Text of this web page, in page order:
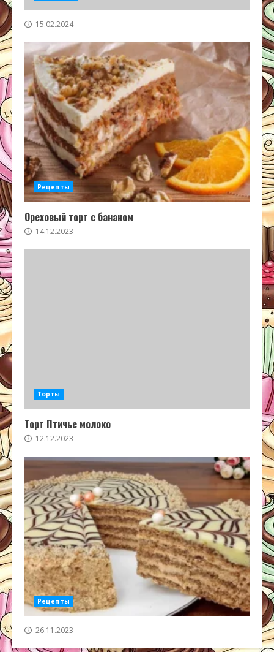
15.02.2024
Рецепты
Ореховый торт с бананом
14.12.2023
Торты
Торт Птичье молоко
12.12.2023
Рецепты
26.11.2023